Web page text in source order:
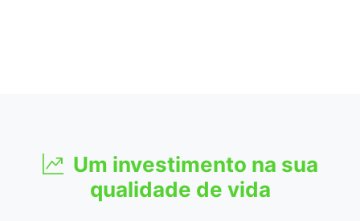
Um investimento na sua
qualidade de vida